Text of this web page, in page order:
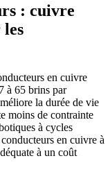
: cuivre
en cuivre
à 65 brins par
la durée de vie
moins de contrainte
à cycles
en cuivre à
à un coût